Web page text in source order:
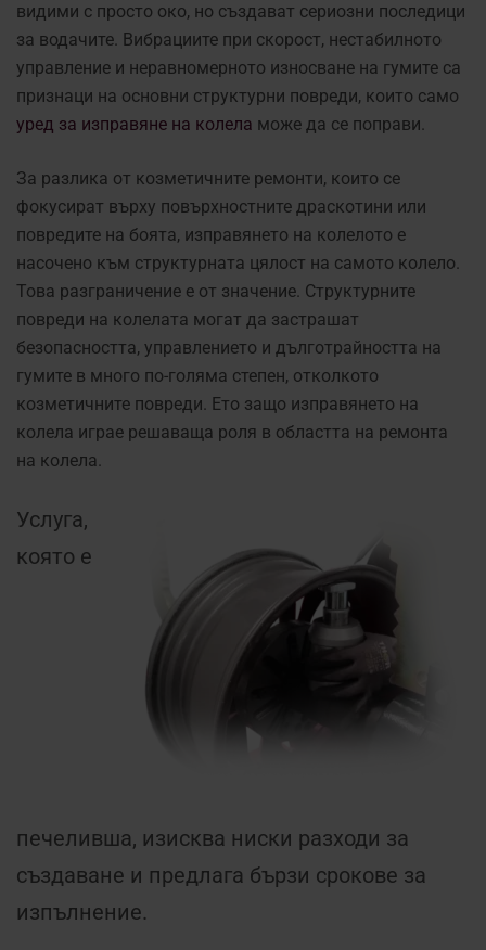
видими с просто око, но създават сериозни последици
за водачите. Вибрациите при скорост, нестабилното
управление и неравномерното износване на гумите са
признаци на основни структурни повреди, които само
уред за изправяне на колела може да се поправи.
За разлика от козметичните ремонти, които се
фокусират върху повърхностните драскотини или
повредите на боята, изправянето на колелото е
насочено към структурната цялост на самото колело.
Това разграничение е от значение. Структурните
повреди на колелата могат да застрашат
безопасността, управлението и дълготрайността на
гумите в много по-голяма степен, отколкото
козметичните повреди. Ето защо изправянето на
колела играе решаваща роля в областта на ремонта
на колела.
Услуга,
която е
печеливша, изисква ниски разходи за
създаване и предлага бързи срокове за
изпълнение.